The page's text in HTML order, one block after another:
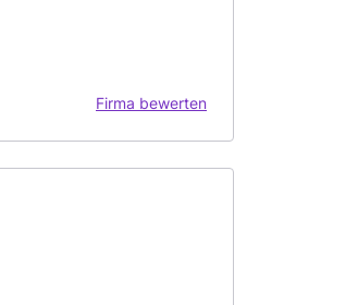
Firma bewerten